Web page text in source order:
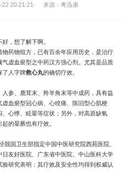
22 20:21:21 来源： 粤迅康
，想了解下啊。
物药物组方，已有百余年应用历史，是治疗
虚血瘀型之中药汉方强心剂。尤其是品质
了人字牌救心丸的确切疗效。
参、鹿茸末、羚羊角末等中成药，具有益
血瘀型冠心病、心绞痛、陈旧型心肌梗
心悸、眩晕等症状；另外，对高原缺氧
的晕厥也有疗效。
国卫生部指定中国中医研究院西苑医院、
友好医院、广东省中医院、中山医科大学
研究表明：其疗效及安全性均得到权威认